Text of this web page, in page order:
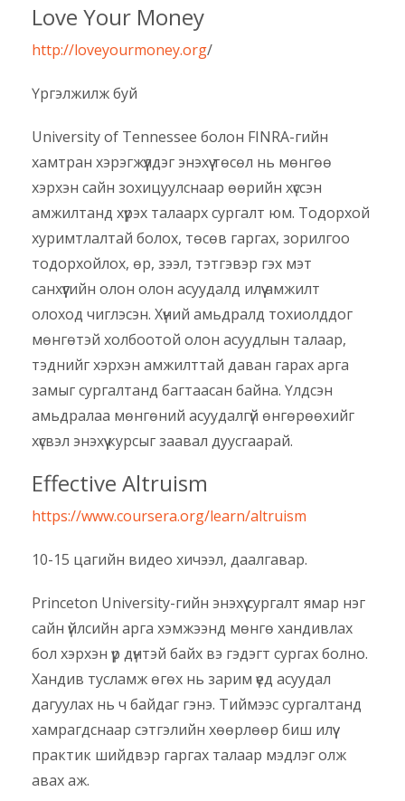
Love Your Money
http://loveyourmoney.org/
Үргэлжилж буй
University of Tennessee болон FINRA-гийн
хамтран хэрэгжүүлдэг энэхүү төсөл нь мөнгөө
хэрхэн сайн зохицуулснаар өөрийн хүссэн
амжилтанд хүрэх талаарх сургалт юм. Тодорхой
хуримтлалтай болох, төсөв гаргах, зорилгоо
тодорхойлох, өр, зээл, тэтгэвэр гэх мэт
санхүүгийн олон олон асуудалд илүү амжилт
олоход чиглэсэн. Хүний амьдралд тохиолддог
мөнгөтэй холбоотой олон асуудлын талаар,
тэднийг хэрхэн амжилттай даван гарах арга
замыг сургалтанд багтаасан байна. Үлдсэн
амьдралаа мөнгөний асуудалгүй өнгөрөөхийг
хүсвэл энэхүү курсыг заавал дуусгаарай.
Effective Altruism
https://www.coursera.org/learn/altruism
10-15 цагийн видео хичээл, даалгавар.
Princeton University-гийн энэхүү сургалт ямар нэг
сайн үйлсийн арга хэмжээнд мөнгө хандивлах
бол хэрхэн үр дүнтэй байх вэ гэдэгт сургах болно.
Хандив тусламж өгөх нь зарим үед асуудал
дагуулах нь ч байдаг гэнэ. Тиймээс сургалтанд
хамрагдснаар сэтгэлийн хөөрлөөр биш илүү
практик шийдвэр гаргах талаар мэдлэг олж
авах аж.